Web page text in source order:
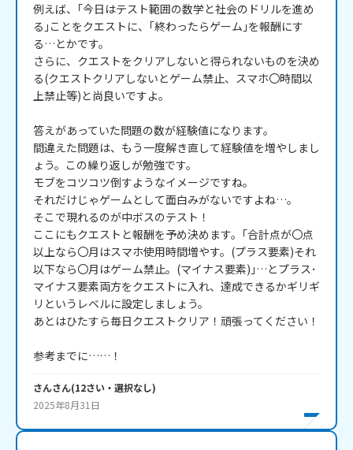
例えば、｢今日はテスト範囲の数学と社会のドリルを進め
る｣ことをクエストに、｢終わったらゲーム｣を報酬にす
る…とかです。
さらに、クエストをクリアしないと得られないものを決め
る(クエストクリアしないとゲーム禁止、スマホ〇時間以
上禁止等)と尚良いですよ。
答えがあっていた問題の数が経験値になります。
間違えた問題は、もう一度解き直して経験値を増やしまし
ょう。この繰り返しが勉強です。
モブをコツコツ倒すようなイメージですね。
それだけじゃゲームとして面白みがないですよね…。
そこで現れるのが中ボスのテスト！
ここにもクエストと報酬を予め決めます。｢合計点が〇点
以上なら〇月はスマホ使用時間増やす。(プラス要素)それ
以下なら〇月はゲーム禁止。(マイナス要素)｣…とプラス･
マイナス要素両方をクエストに入れ、達成できるかギリギ
リというレベルに設定しましょう。
あとはひたすら毎日クエストクリア！頑張ってください！
参考までに……！
さんさん(12さい・ 選択なし)
2025年8月31日